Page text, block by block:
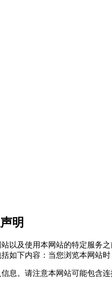
明
以及使用本网站的特定服务
如下内容：当您浏览本网站
。请注意本网站可能包含